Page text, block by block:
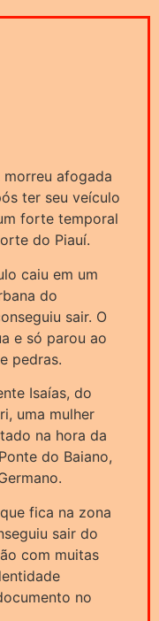
morreu afogada
ter seu veículo
forte temporal
do Piauí.
caiu em um
do
sair. O
e só parou ao
pedras.
Isaías, do
uma mulher
na hora da
do Baiano,
fica na zona
sair do
com muitas
no